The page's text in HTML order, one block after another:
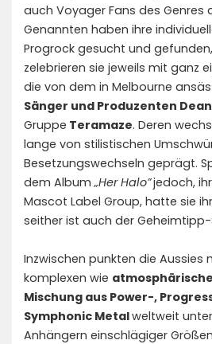
auch Voyager Fans des Genres
Genannten haben ihre
Progrock gesucht und
zelebrieren sie jeweils mit ganz
die von dem in Melbourne
Sänger und Produzenten
Gruppe Teramaze. Deren
lange von stilistischen
Besetzungswechseln geprägt.
dem Album„Her Halo”jedoch,
Mascot Label Group, hatte sie
seither ist auch der
Inzwischen punkten die Aussies
komplexen wie
Mischung aus Power-,
Symphonic Metalweltweit
Anhängern einschlägiger